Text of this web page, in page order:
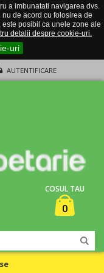
a imbunatati navigarea dvs.
de acord cu folosirea de
posibil ca unele zone ale
detalii despre cookie-uri.
uri
AUTENTIFICARE
COSUL TAU
0